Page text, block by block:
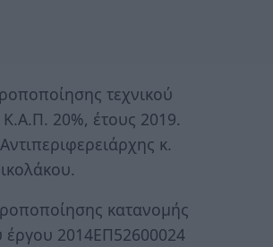
τεχνικού
20%, έτους 2019.
κ.
κατανομής
έργου 2014ΕΠ52600024